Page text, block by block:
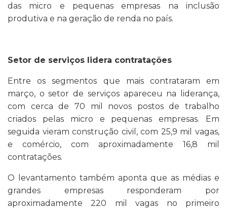
das micro e pequenas empresas na inclusão
produtiva e na geração de renda no país.
Setor de serviços lidera contratações
Entre os segmentos que mais contrataram em
março, o setor de serviços apareceu na liderança,
com cerca de 70 mil novos postos de trabalho
criados pelas micro e pequenas empresas. Em
seguida vieram construção civil, com 25,9 mil vagas,
e comércio, com aproximadamente 16,8 mil
contratações.
O levantamento também aponta que as médias e
grandes empresas responderam por
aproximadamente 220 mil vagas no primeiro